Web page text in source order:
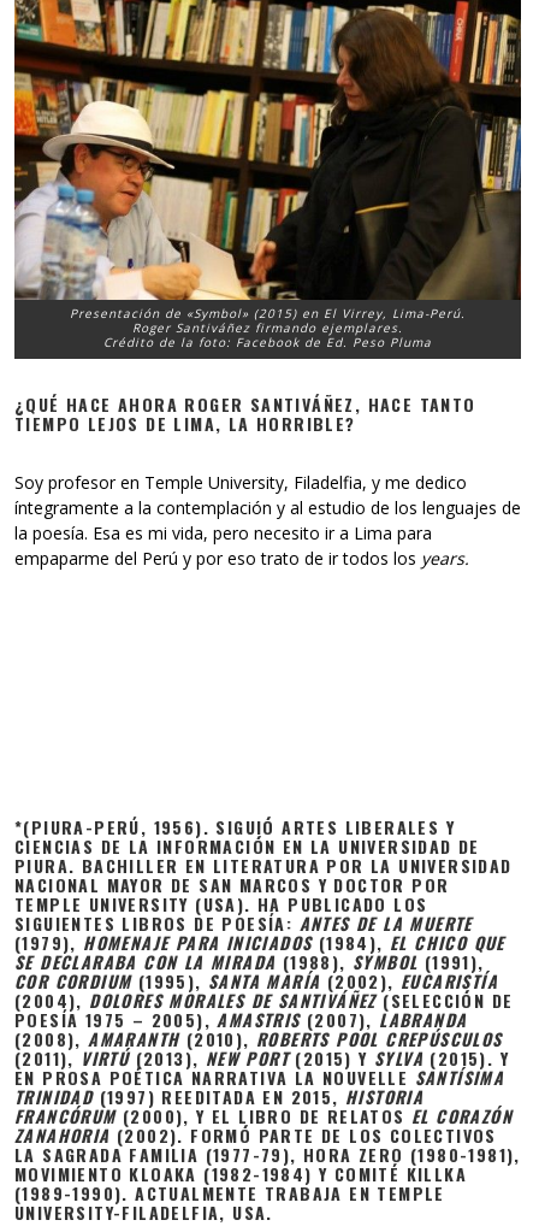
Presentación de «Symbol» (2015) en El Virrey, Lima-Perú.
Roger Santiváñez firmando ejemplares.
Crédito de la foto: Facebook de Ed. Peso Pluma
¿QUÉ HACE AHORA ROGER SANTIVÁÑEZ, HACE TANTO
TIEMPO LEJOS DE LIMA, LA HORRIBLE?
Soy profesor en Temple University, Filadelfia, y me dedico
íntegramente a la contemplación y al estudio de los lenguajes de
la poesía. Esa es mi vida, pero necesito ir a Lima para
empaparme del Perú y por eso trato de ir todos los years.
*(PIURA-PERÚ, 1956). SIGUIÓ ARTES LIBERALES Y
CIENCIAS DE LA INFORMACIÓN EN LA UNIVERSIDAD DE
PIURA. BACHILLER EN LITERATURA POR LA UNIVERSIDAD
NACIONAL MAYOR DE SAN MARCOS Y DOCTOR POR
TEMPLE UNIVERSITY (USA). HA PUBLICADO LOS
SIGUIENTES LIBROS DE POESÍA: ANTES DE LA MUERTE
(1979), HOMENAJE PARA INICIADOS(1984), EL CHICO QUE
SE DECLARABA CON LA MIRADA (1988), SYMBOL (1991),
COR CORDIUM(1995), SANTA MARÍA (2002), EUCARISTÍA
(2004), DOLORES MORALES DE SANTIVÁÑEZ(SELECCIÓN DE
POESÍA 1975 – 2005), AMASTRIS(2007), LABRANDA
(2008), AMARANTH(2010), ROBERTS POOL CREPÚSCULOS
(2011),VIRTÚ(2013), NEW PORT(2015) Y SYLVA (2015). Y
EN PROSA POÉTICA NARRATIVA LA NOUVELLE SANTÍSIMA
TRINIDAD(1997) REEDITADA EN 2015, HISTORIA
FRANCÓRUM(2000), Y EL LIBRO DE RELATOS EL CORAZÓN
ZANAHORIA (2002). FORMÓ PARTE DE LOS COLECTIVOS
LA SAGRADA FAMILIA (1977-79), HORA ZERO (1980-1981),
MOVIMIENTO KLOAKA (1982-1984) Y COMITÉ KILLKA
(1989-1990). ACTUALMENTE TRABAJA EN TEMPLE
UNIVERSITY-FILADELFIA, USA.